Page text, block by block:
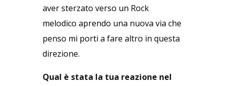
aver sterzato verso un Rock
melodico aprendo una nuova via che
penso mi porti a fare altro in questa
direzione.
Qual è stata la tua reazione nel